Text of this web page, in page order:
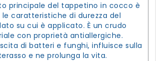
principale del tappetino in cocco è
caratteristiche di durezza del
su cui è applicato. È un crudo
con proprietà antiallergiche.
di batteri e funghi, influisce sulla
e ne prolunga la vita.